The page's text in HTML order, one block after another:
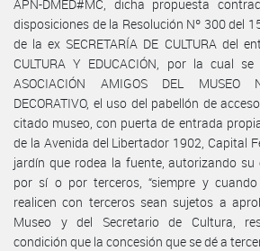
APN-DMED#MC, dicha propuesta
disposiciones de la Resolución Nº 300 del
de la ex SECRETARÍA DE CULTURA del
CULTURA Y EDUCACIÓN, por la cual
ASOCIACIÓN AMIGOS DEL MUSEO
DECORATIVO, el uso del pabellón de
citado museo, con puerta de entrada
de la Avenida del Libertador 1902, Capital
jardín que rodea la fuente, autorizando su
por sí o por terceros, “siempre y
realicen con terceros sean sujetos a
Museo y del Secretario de Cultura,
condición que la concesión que se dé a